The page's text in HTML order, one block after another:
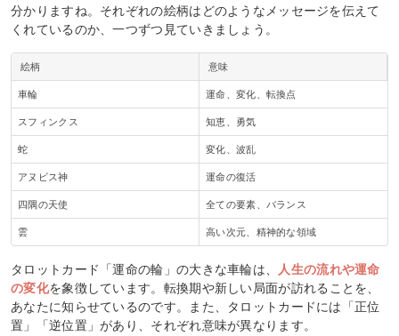
分かりますね。それぞれの絵柄はどのようなメッセージを伝えて
くれているのか、一つずつ見ていきましょう。
絵柄 意味
車輪 運命、変化、転換点
スフィンクス 知恵、勇気
蛇 変化、波乱
アヌビス神 運命の復活
四隅の天使 全ての要素、バランス
雲 高い次元、精神的な領域
タロットカード「運命の輪」の大きな車輪は、
人生の流れや運命
の変化を象徴しています。転換期や新しい局面が訪れることを、
あなたに知らせているのです。また、タロットカードには「正位
置」「逆位置」があり、それぞれ意味が異なります。